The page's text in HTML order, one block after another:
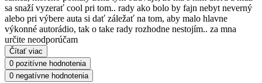
sa snaží vyzerať cool pri tom.. rady ako bolo by fajn nebyt neverný
alebo pri výbere auta si dať záležať na tom, aby malo hlavne
výkonné autorádio, tak o take rady rozhodne nestojím.. za mna
určite neodporúčam
Čítať viac
0 pozitívne hodnotenia
0 negatívne hodnotenia